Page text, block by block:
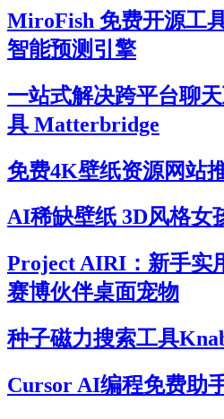
MiroFish 免费开源工
智能预测引擎
一站式解决跨平台聊
具 Matterbridge
免费4K壁纸资源网站
AI稀缺壁纸 3D风格女
Project AIRI：新手实
赛博伙伴桌面宠物
种子磁力搜索工具
Cursor AI编程免费助